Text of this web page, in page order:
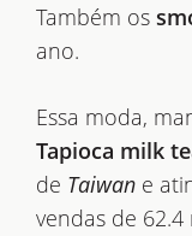
Também os
ano.
Essa moda,
Tapioca milk
de Taiwan e
vendas de